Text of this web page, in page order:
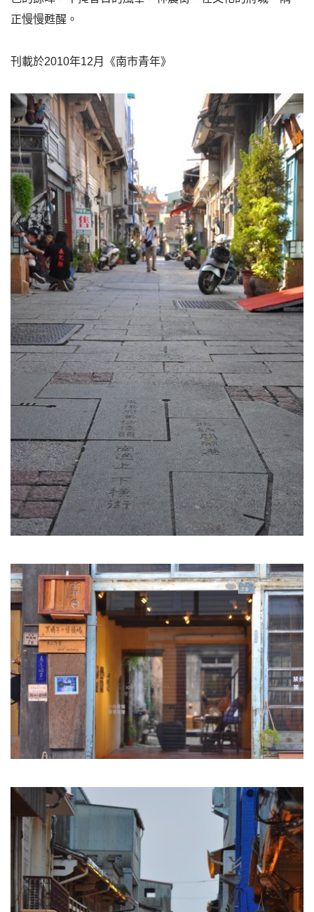
正慢慢甦醒。
刊載於2010年12月《南市青年》